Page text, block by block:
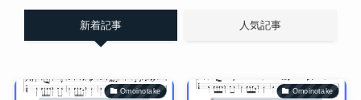
新着記事 人気記事
Omoinotake Omoinotake